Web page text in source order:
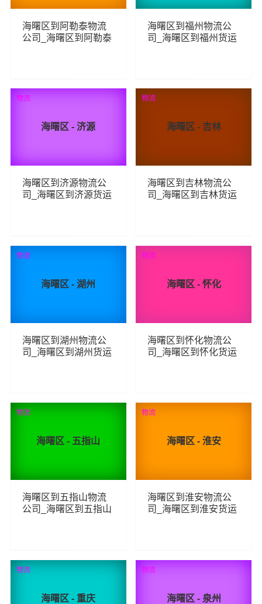
海曙区到阿勒泰物流
公司_海曙区到阿勒泰
112 查看详细
海曙区到福州物流公
司_海曙区到福州货运
164 查看详细
海曙区 - 济源
海曙区到济源物流公
司_海曙区到济源货运
108 查看详细
物流
海曙区 - 吉林
海曙区到吉林物流公
司_海曙区到吉林货运
152 查看详细
物流
海曙区 - 湖州
海曙区到湖州物流公
司_海曙区到湖州货运
143 查看详细
物流
海曙区 - 怀化
海曙区到怀化物流公
司_海曙区到怀化货运
85 查看详细
物流
海曙区 - 五指山
海曙区到五指山物流
公司_海曙区到五指山
103 查看详细
物流
海曙区 - 淮安
海曙区到淮安物流公
司_海曙区到淮安货运
114 查看详细
物流
海曙区 - 重庆
物流
海曙区 - 泉州
物流